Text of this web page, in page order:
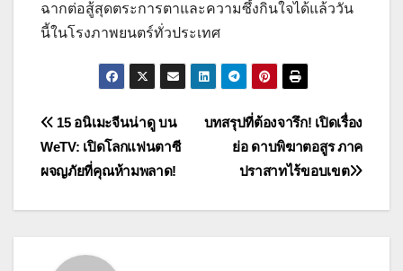
ฉากต่อสู้สุดตระการตาและความซึ้งกินใจได้แล้ววัน
นี้ในโรงภาพยนตร์ทั่วประเทศ
แนะแนว
เรื่อง
บทสรุปที่ต้องจารึก! เปิดเรื่อง
ย่อ ดาบพิฆาตอสูร ภาค
ปราสาทไร้ขอบเขต
15 อนิเมะจีนน่าดู บน
WeTV: เปิดโลกแฟนตาซี
ผจญภัยที่คุณห้ามพลาด!